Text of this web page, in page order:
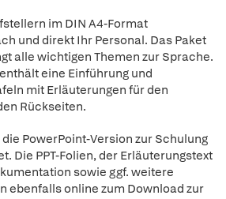
im DIN A4-Format
und direkt Ihr Personal. Das Paket
alle wichtigen Themen zur Sprache.
eine Einführung und
mit Erläuterungen für den
Rückseiten.
PowerPoint-Version zur Schulung
Die PPT-Folien, der Erläuterungstext
sowie ggf. weitere
ebenfalls online zum Download zur